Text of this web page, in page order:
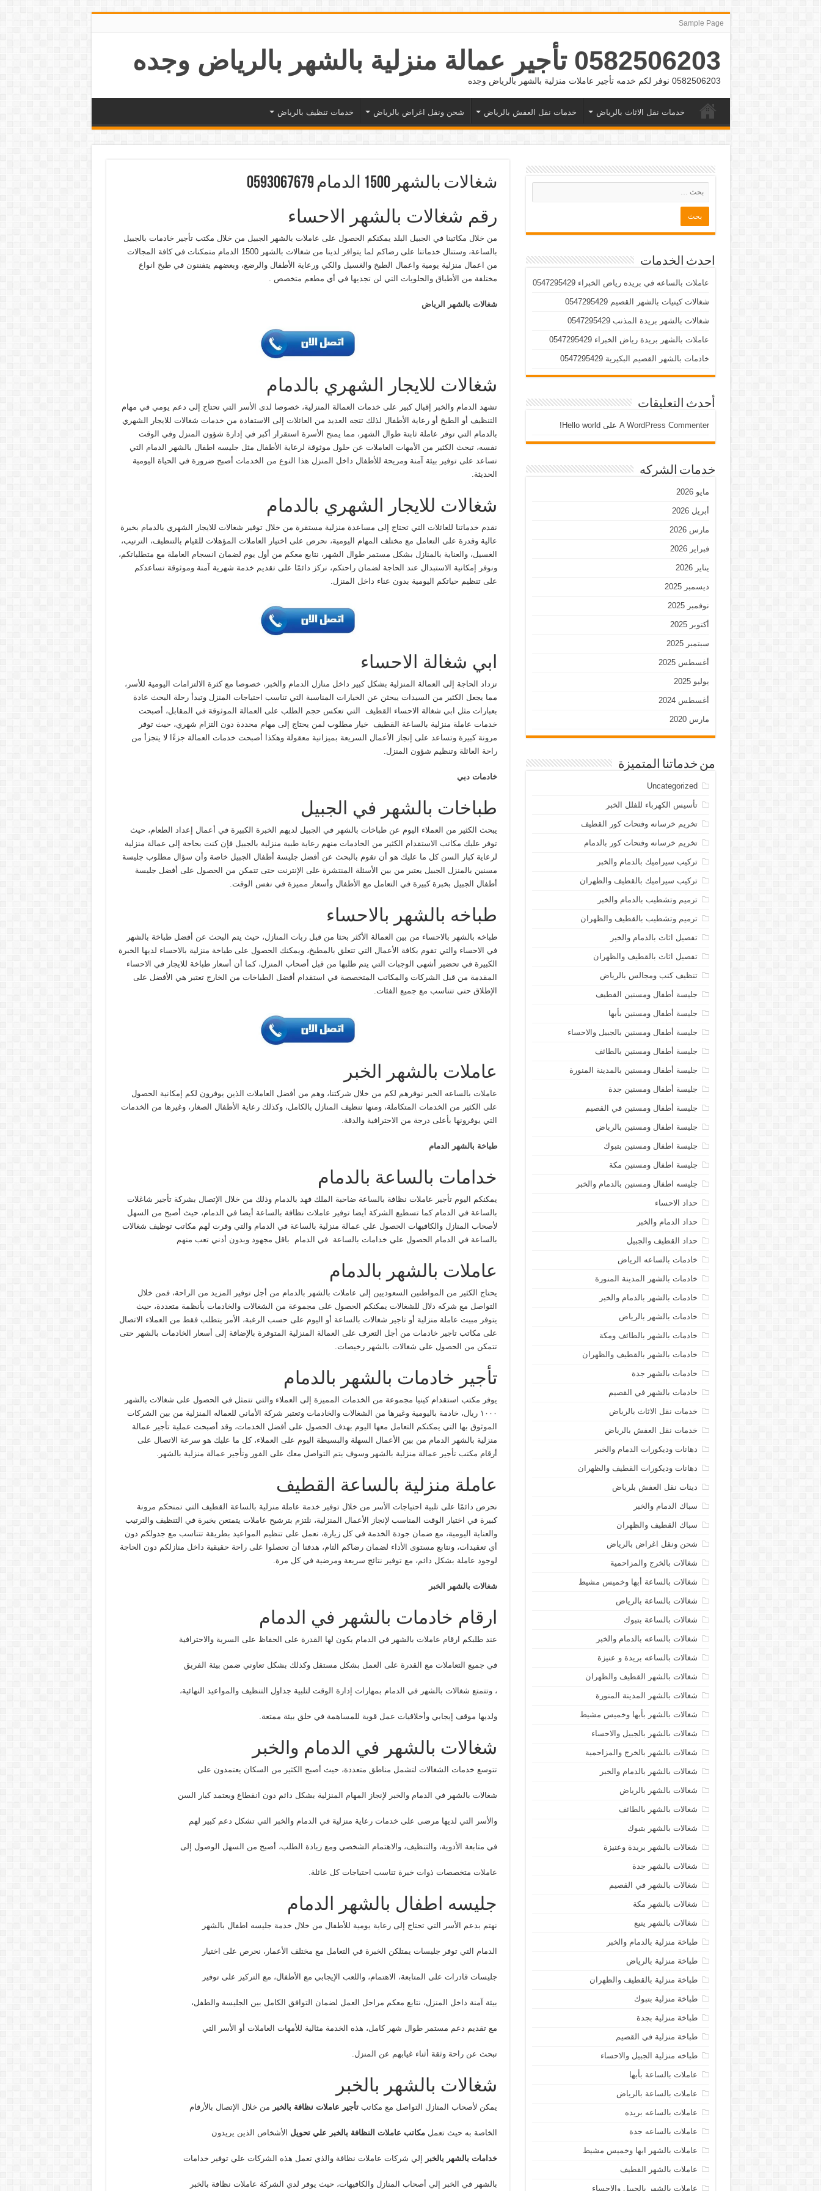
Sample Page
0582506203 تأجير عمالة منزلية بالشهر بالرياض وجده
0582506203 نوفر لكم خدمه تأجير عاملات منزلية بالشهر بالرياض وجده
خدمات نقل الاثاث بالرياض خدمات نقل العفش بالرياض شحن ونقل اغراض بالرياض خدمات تنظيف بالرياض
شغالات بالشهر 1500 الدمام 0593067679
رقم شغالات بالشهر الاحساء
من خلال مكاتبنا في الجبيل البلد يمكنكم الحصول على عاملات بالشهر الجبيل من خلال مكتب تأجير خادمات بالجبيل
بالساعة، وستنال خدماتنا على رضاكم لما يتوافر لدينا من شغالات بالشهر 1500 الدمام متمكنات في كافة المجالات
من اعمال منزلية يومية واعمال الطبخ والغسيل والكي ورعاية الأطفال والرضع، وبعضهم يتفننون في طبخ انواع
مختلفة من الأطباق والحلويات التي لن تجديها في أي مطعم متخصص .
شغالات بالشهر الرياض
شغالات للايجار الشهري بالدمام
تشهد الدمام والخبر إقبال كبير على خدمات العمالة المنزلية، خصوصا لدى الأسر التي تحتاج إلى دعم يومي في مهام
التنظيف أو الطبخ أو رعاية الأطفال لذلك تتجه العديد من العائلات إلى الاستفادة من خدمات شغالات للايجار الشهري
بالدمام التي توفر عاملة ثابتة طوال الشهر، مما يمنح الأسرة استقرار أكبر في إدارة شؤون المنزل وفي الوقت
نفسه، تبحث الكثير من الأمهات العاملات عن حلول موثوقة لرعاية الأطفال مثل جليسه اطفال بالشهر الدمام التي
تساعد على توفير بيئة آمنة ومريحة للأطفال داخل المنزل هذا النوع من الخدمات أصبح ضرورة في الحياة اليومية
الحديثة.
شغالات للايجار الشهري بالدمام
نقدم خدماتنا للعائلات التي تحتاج إلى مساعدة منزلية مستقرة من خلال توفير شغالات للايجار الشهري بالدمام بخبرة
عالية وقدرة على التعامل مع مختلف المهام اليومية، نحرص على اختيار العاملات المؤهلات للقيام بالتنظيف، الترتيب،
الغسيل، والعناية بالمنازل بشكل مستمر طوال الشهر، نتابع معكم من أول يوم لضمان انسجام العاملة مع متطلباتكم،
ونوفر إمكانية الاستبدال عند الحاجة لضمان راحتكم، نركز دائمًا على تقديم خدمة شهرية آمنة وموثوقة تساعدكم
على تنظيم حياتكم اليومية بدون عناء داخل المنزل.
ابي شغالة الاحساء
تزداد الحاجة إلى العمالة المنزلية بشكل كبير داخل منازل الدمام والخبر، خصوصا مع كثرة الالتزامات اليومية للأسر،
مما يجعل الكثير من السيدات يبحثن عن الخيارات المناسبة التي تناسب احتياجات المنزل وتبدأ رحلة البحث عادة
بعبارات مثل ابي شغالة الاحساء القطيف التي تعكس حجم الطلب على العمالة الموثوقة في المقابل، أصبحت
خدمات عاملة منزلية بالساعة القطيف خيار مطلوب لمن يحتاج إلى مهام محددة دون التزام شهري، حيث توفر
مرونة كبيرة وتساعد على إنجاز الأعمال السريعة بميزانية معقولة وهكذا أصبحت خدمات العمالة جزءًا لا يتجزأ من
راحة العائلة وتنظيم شؤون المنزل.
خادمات دبي
طباخات بالشهر في الجبيل
يبحث الكثير من العملاء اليوم عن طباخات بالشهر في الجبيل لديهم الخبرة الكبيرة في أعمال إعداد الطعام، حيث
توفر عليك مكاتب الاستقدام الكثير من الخادمات منهم رعاية طبية منزلية بالجبيل فإن كنت بحاجة إلى عمالة منزلية
لرعاية كبار السن كل ما عليك هو أن تقوم بالبحث عن أفضل جليسة أطفال الجبيل خاصة وأن سؤال مطلوب جليسة
مسنين بالمنزل الجبيل يعتبر من بين الأسئلة المنتشرة على الإنترنت حتى تتمكن من الحصول على أفضل جليسة
أطفال الجبيل بخبرة كبيرة في التعامل مع الأطفال وأسعار مميزة في نفس الوقت.
طباخه بالشهر بالاحساء
طباخه بالشهر بالاحساء من بين العمالة الأكثر بحثا من قبل ربات المنازل، حيث يتم البحث عن أفضل طباخة بالشهر
في الاحساء والتي تقوم بكافة الأعمال التي تتعلق بالمطبخ، ويمكنك الحصول على طباخة منزلية بالاحساء لديها الخبرة
الكبيرة في تحضير أشهى الوجبات التي يتم طلبها من قبل أصحاب المنزل، كما أن أسعار طباخة للايجار في الاحساء
المقدمة من قبل الشركات والمكاتب المتخصصة في استقدام أفضل الطباخات من الخارج تعتبر هي الأفضل على
الإطلاق حتى تتناسب مع جميع الفئات.
عاملات بالشهر الخبر
عاملات بالساعه الخبر نوفرهم لكم من خلال شركتنا، وهم من أفضل العاملات الذين يوفرون لكم إمكانية الحصول
على الكثير من الخدمات المتكاملة، ومنها تنظيف المنازل بالكامل، وكذلك رعاية الأطفال الصغار، وغيرها من الخدمات
التي يوفرونها بأعلى درجة من الاحترافية والدقة.
طباخة بالشهر الدمام
خدامات بالساعة بالدمام
يمكنكم اليوم تأجير عاملات نظافة بالساعة ضاحبة الملك فهد بالدمام وذلك من خلال الإتصال بشركة تأجير شاغلات
بالساعة في الدمام كما تسطيع الشركة أيضا توفير عاملات نظافة بالساعة أيضا في الدمام، حيث أصبح من السهل
لأصحاب المنازل والكافيهات الحصول علي عمالة منزلية بالساعة في الدمام والتي وفرت لهم مكاتب توظيف شغالات
بالساعة في الدمام الحصول علي خدامات بالساعة في الدمام باقل مجهود وبدون أدني تعب منهم
عاملات بالشهر بالدمام
يحتاج الكثير من المواطنين السعوديين إلى عاملات بالشهر بالدمام من أجل توفير المزيد من الراحة، فمن خلال
التواصل مع شركه دلال للشغالات يمكنكم الحصول على مجموعة من الشغالات والخادمات بأنظمة متعددة، حيث
يتوفر مبيت عاملة منزلية أو تاجير شغالات بالساعة أو اليوم على حسب الرغبة، الأمر يتطلب فقط من العملاء الاتصال
على مكاتب تاجير خادمات من أجل التعرف على العمالة المنزلية المتوفرة بالإضافة إلى أسعار الخادمات بالشهر حتى
تتمكن من الحصول على شغالات بالشهر رخيصات.
تأجير خادمات بالشهر بالدمام
يوفر مكتب استقدام كينيا مجموعة من الخدمات المميزة إلى العملاء والتي تتمثل في الحصول على شغالات بالشهر
١٠٠٠ ريال، خادمة باليومية وغيرها من الشغالات والخادمات وتعتبر شركة الأماني للعماله المنزلية من بين الشركات
الموثوق بها التي يمكنكم التعامل معها اليوم بهدف الحصول على أفضل الخدمات، وقد أصبحت عملية تأجير عمالة
منزلية بالشهر الدمام من بين الأعمال السهلة والبسيطة اليوم على العملاء، كل ما عليك هو سرعة الاتصال على
أرقام مكتب تأجير عمالة منزلية بالشهر وسوف يتم التواصل معك على الفور وتأجير عمالة منزلية بالشهر.
عاملة منزلية بالساعة القطيف
نحرص دائمًا على تلبية احتياجات الأسر من خلال توفير خدمة عاملة منزلية بالساعة القطيف التي تمنحكم مرونة
كبيرة في اختيار الوقت المناسب لإنجاز الأعمال المنزلية، نلتزم بترشيح عاملات يتمتعن بخبرة في التنظيف والترتيب
والعناية اليومية، مع ضمان جودة الخدمة في كل زيارة، نعمل على تنظيم المواعيد بطريقة تتناسب مع جدولكم دون
أي تعقيدات، ونتابع مستوى الأداء لضمان رضاكم التام، هدفنا أن تحصلوا على راحة حقيقية داخل منازلكم دون الحاجة
لوجود عاملة بشكل دائم، مع توفير نتائج سريعة ومرضية في كل مرة.
شغالات بالشهر الخبر
ارقام خادمات بالشهر في الدمام
عند طلبكم ارقام عاملات بالشهر في الدمام يكون لها القدرة على الحفاظ على السرية والاحترافية
في جميع التعاملات مع القدرة على العمل بشكل مستقل وكذلك بشكل تعاوني ضمن بيئة الفريق
، وتتمتع شغالات بالشهر في الدمام بمهارات إدارة الوقت لتلبية جداول التنظيف والمواعيد النهائية،
ولديها موقف إيجابي وأخلاقيات عمل قوية للمساهمة في خلق بيئة ممتعة.
شغالات بالشهر في الدمام والخبر
تتوسع خدمات الشغالات لتشمل مناطق متعددة، حيث أصبح الكثير من السكان يعتمدون على
شغالات بالشهر في الدمام والخبر لإنجاز المهام المنزلية بشكل دائم دون انقطاع ويعتمد كبار السن
والأسر التي لديها مرضى على خدمات رعاية منزلية في الدمام والخبر التي تشكل دعم كبير لهم
في متابعة الأدوية، والتنظيف، والاهتمام الشخصي ومع زيادة الطلب، أصبح من السهل الوصول إلى
عاملات متخصصات ذوات خبرة تناسب احتياجات كل عائلة.
جليسه اطفال بالشهر الدمام
نهتم بدعم الأسر التي تحتاج إلى رعاية يومية للأطفال من خلال خدمة جليسه اطفال بالشهر
الدمام التي توفر جليسات يمتلكن الخبرة في التعامل مع مختلف الأعمار، نحرص على اختيار
جليسات قادرات على المتابعة، الاهتمام، واللعب الإيجابي مع الأطفال، مع التركيز على توفير
بيئة آمنة داخل المنزل، نتابع معكم مراحل العمل لضمان التوافق الكامل بين الجليسة والطفل،
مع تقديم دعم مستمر طوال شهر كامل، هذه الخدمة مثالية للأمهات العاملات أو الأسر التي
تبحث عن راحة وثقة أثناء غيابهم عن المنزل.
شغالات بالشهر بالخبر
يمكن لأصحاب المنازل التواصل مع مكاتبتأجير عاملات نظافة بالخبر من خلال الإتصال بالأرقام
الخاصة به حيث تعملمكاتب عاملات النظافة بالخبر علي تحويل الأشخاص الذين يريدون
خدامات بالشهر بالخبر إلي شركات عاملات نظافة والذي تعمل هذه الشركات علي توفير خدامات
بالشهر في الخبر إلي أصحاب المنازل والكافيهات، حيث يوفر لدي الشركة عاملات نظافة بالخبر
احدث الخدمات
عاملات بالساعه في بريده رياض الخبراء 0547295429
شغالات كينيات بالشهر القصيم 0547295429
شغالات بالشهر بريدة المذنب 0547295429
عاملات بالشهر بريدة رياض الخبراء 0547295429
خادمات بالشهر القصيم البكيرية 0547295429
أحدث التعليقات
A WordPress Commenter على Hello world!
خدمات الشركه
مايو 2026
أبريل 2026
مارس 2026
فبراير 2026
يناير 2026
ديسمبر 2025
نوفمبر 2025
أكتوبر 2025
سبتمبر 2025
أغسطس 2025
يوليو 2025
أغسطس 2024
مارس 2020
من خدماتنا المتميزة
Uncategorized
تأسيس الكهرباء للفلل الخبر
تخريم خرسانه وفتحات كور القطيف
تخريم خرسانه وفتحات كور بالدمام
تركيب سيراميك بالدمام والخبر
تركيب سيراميك بالقطيف والظهران
ترميم وتشطيب بالدمام والخبر
ترميم وتشطيب بالقطيف والظهران
تفصيل اثاث بالدمام والخبر
تفصيل اثاث بالقطيف والظهران
تنظيف كنب ومجالس بالرياض
جليسة أطفال ومسنين القطيف
جليسة أطفال ومسنين بأبها
جليسة أطفال ومسنين بالجبيل والاحساء
جليسة أطفال ومسنين بالطائف
جليسة أطفال ومسنين بالمدينة المنورة
جليسة أطفال ومسنين جدة
جليسة أطفال ومسنين في القصيم
جليسة اطفال ومسنين بالرياض
جليسة اطفال ومسنين بتبوك
جليسة اطفال ومسنين مكة
جليسه اطفال ومسنين بالدمام والخبر
حداد الاحساء
حداد الدمام والخبر
حداد القطيف والجبيل
خادمات بالساعه الرياض
خادمات بالشهر المدينة المنورة
خادمات بالشهر بالدمام والخبر
خادمات بالشهر بالرياض
خادمات بالشهر بالطائف ومكة
خادمات بالشهر بالقطيف والظهران
خادمات بالشهر جدة
خادمات بالشهر في القصيم
خدمات نقل الاثاث بالرياض
خدمات نقل العفش بالرياض
دهانات وديكورات الدمام والخبر
دهانات وديكورات القطيف والظهران
دينات نقل العفش بلرياض
سباك الدمام والخبر
سباك القطيف والظهران
شحن ونقل اغراض بالرياض
شغالات بالخرج والمزاحمية
شغالات بالساعة أبها وخميس مشيط
شغالات بالساعة بالرياض
شغالات بالساعة بتبوك
شغالات بالساعه بالدمام والخبر
شغالات بالساعه بريدة و عنيزة
شغالات بالشهر القطيف والظهران
شغالات بالشهر المدينة المنورة
شغالات بالشهر بأبها وخميس مشيط
شغالات بالشهر بالجبيل والاحساء
شغالات بالشهر بالخرج والمزاحمية
شغالات بالشهر بالدمام والخبر
شغالات بالشهر بالرياض
شغالات بالشهر بالطائف
شغالات بالشهر بتبوك
شغالات بالشهر بريدة وعنيزة
شغالات بالشهر جدة
شغالات بالشهر في القصيم
شغالات بالشهر مكة
شغالات بالشهر ينبع
طباخة منزلية بالدمام والخبر
طباخة منزلية بالرياض
طباخة منزلية بالقطيف والظهران
طباخة منزلية بتبوك
طباخة منزلية بجدة
طباخة منزلية في القصيم
طباخه منزلية الجبيل والاحساء
عاملات بالساعة بأبها
عاملات بالساعة بالرياض
عاملات بالساعه بريده
عاملات بالساعه جدة
عاملات بالشهر ابها وخميس مشيط
عاملات بالشهر القطيف
عاملات بالشهر بالجبيل والاحساء